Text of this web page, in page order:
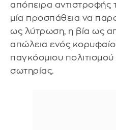
απόπειρα αντιστροφής
μία προσπάθεια να
ως λύτρωση, η βία ως
απώλεια ενός
παγκόσμιου
σωτηρίας.